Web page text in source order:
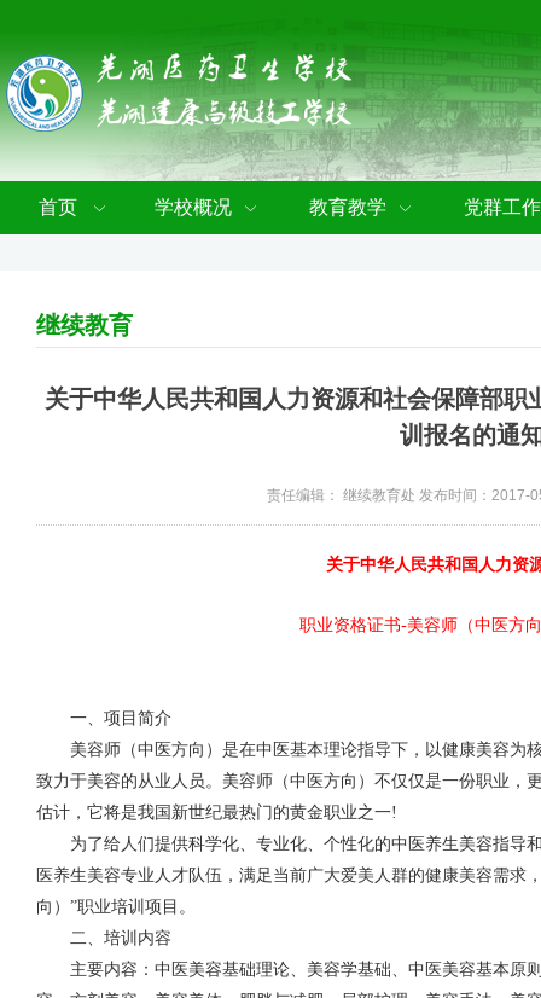
首页 学校概况 教育教学 党群工作
继续教育
关于中华人民共和国人力资源和社会保障部
训报名的通
责任编辑： 继续教育处 发布时间：2017-
关于中华人民共和国人力资
职业资格证书-美容师（中医方
一、项目简介
美容师（中医方向）是在中医基本理论指导下，以健康美容为
致力于美容的从业人员。美容师（中医方向）不仅仅是一份职业，
估计，它将是我国新世纪最热门的黄金职业之一!
为了给人们提供科学化、专业化、个性化的中医养生美容指导
医养生美容专业人才队伍，满足当前广大爱美人群的健康美容需求
向）”职业培训项目。
二、培训内容
主要内容：中医美容基础理论、美容学基础、中医美容基本原